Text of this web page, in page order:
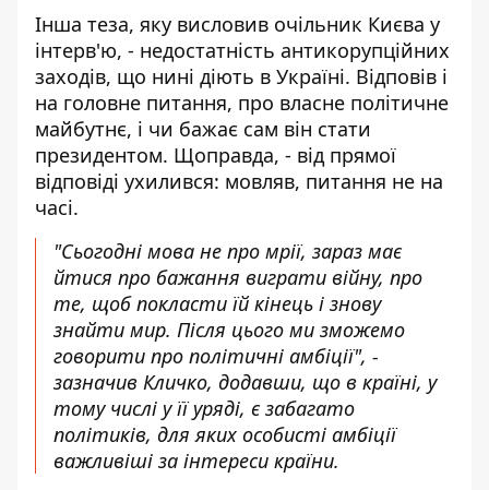
Інша теза, яку висловив очільник Києва у
інтерв'ю, - недостатність антикорупційних
заходів, що нині діють в Україні. Відповів і
на головне питання, про власне політичне
майбутнє, і чи бажає сам він стати
президентом. Щоправда, - від прямої
відповіді ухилився: мовляв, питання не на
часі.
"Сьогодні мова не про мрії, зараз має
йтися про бажання виграти війну, про
те, щоб покласти їй кінець і знову
знайти мир. Після цього ми зможемо
говорити про політичні амбіції", -
зазначив Кличко, додавши, що в країні, у
тому числі у її уряді, є забагато
політиків, для яких особисті амбіції
важливіші за інтереси країни.